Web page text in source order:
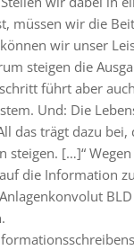
müssen wir die
wir unser
steigen die
führt aber
Und: Die
das trägt dazu bei,
steigen. […]“
die Information